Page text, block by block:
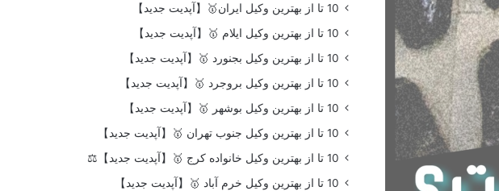
10 تا از بهترین وکیل ایران🥇【آپدیت جدید】
10 تا از بهترین وکیل ایلام 🥇【آپدیت جدید】
10 تا از بهترین وکیل بجنورد 🥇【آپدیت جدید】
10 تا از بهترین وکیل بروجرد 🥇【آپدیت جدید】
10 تا از بهترین وکیل بوشهر 🥇【آپدیت جدید】
10 تا از بهترین وکیل جنوب تهران 🥇【آپدیت جدید】
10 تا از بهترین وکیل خانواده کرج 🥇【آپدیت جدید】⚖️
10 تا از بهترین وکیل خرم آباد 🥇【آپدیت جدید】